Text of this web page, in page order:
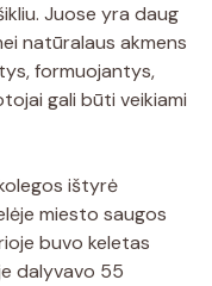
Juose yra daug
natūralaus akmens
formuojantys,
gali būti veikiami
ištyrė
miesto saugos
buvo keletas
dalyvavo 55